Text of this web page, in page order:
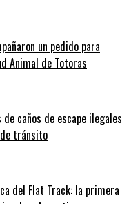
un pedido para
Animal de Totoras
caños de escape ilegales
tránsito
del Flat Track: la primera